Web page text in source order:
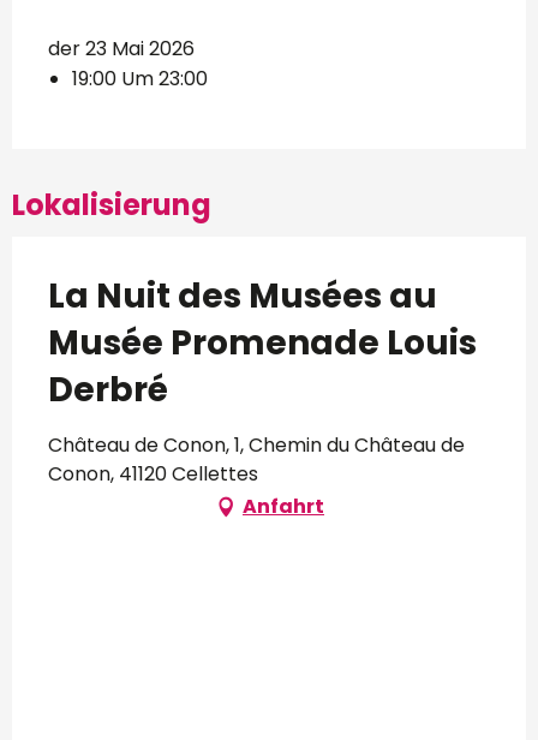
der 23 Mai 2026
19:00 Um 23:00
Lokalisierung
La Nuit des Musées au
Musée Promenade Louis
Derbré
Château de Conon, 1, Chemin du Château de
Conon, 41120 Cellettes
Anfahrt